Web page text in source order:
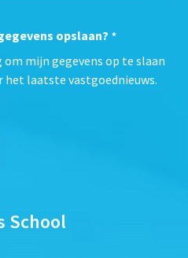
opslaan? *
mijn gegevens op te slaan
laatste vastgoednieuws.
School